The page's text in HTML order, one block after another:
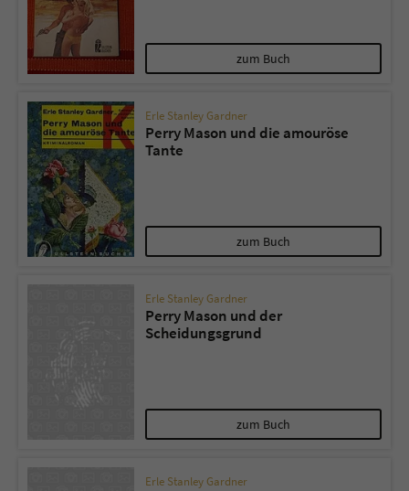
zum Buch
Erle Stanley Gardner
Perry Mason und die amouröse
Tante
zum Buch
Erle Stanley Gardner
Perry Mason und der
Scheidungsgrund
zum Buch
Erle Stanley Gardner